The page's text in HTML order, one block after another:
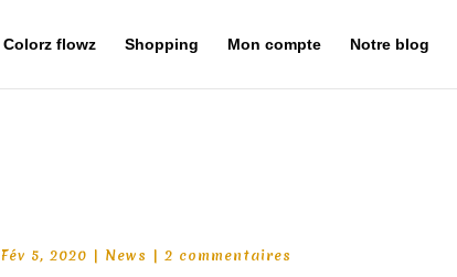
Colorz flowz Shopping Mon compte Notre blog
Fév 5, 2020 | News |2 commentaires